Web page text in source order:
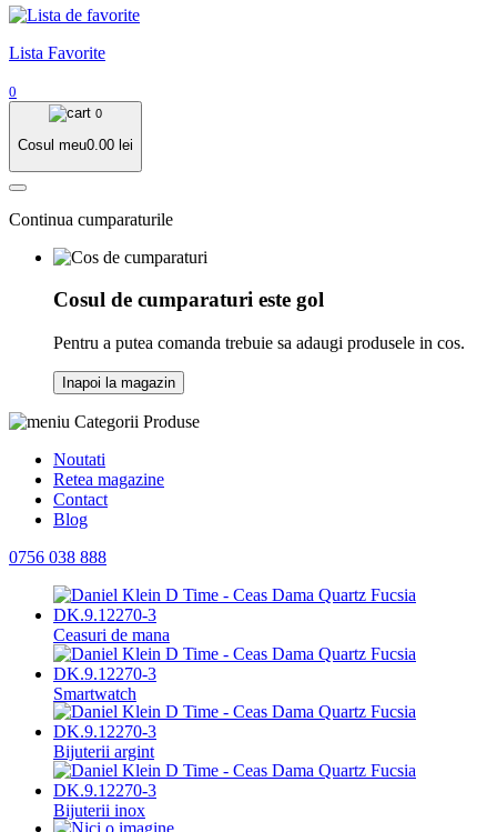
Lista Favorite
0
0
Cosul meu0.00 lei
Continua cumparaturile
Cosul de cumparaturi este gol
Pentru a putea comanda trebuie sa adaugi produsele in cos.
Inapoi la magazin
Categorii Produse
Noutati
Retea magazine
Contact
Blog
0756 038 888
Ceasuri de mana
Smartwatch
Bijuterii argint
Bijuterii inox